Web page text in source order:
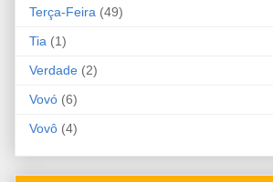
Terça-Feira (49)
Tia (1)
Verdade (2)
Vovó (6)
Vovô (4)